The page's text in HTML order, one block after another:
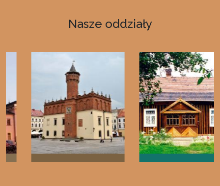
Nasze oddziały